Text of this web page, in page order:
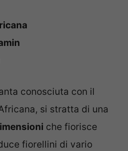
conosciuta con il
si stratta di una
che fiorisce
fiorellini di vario